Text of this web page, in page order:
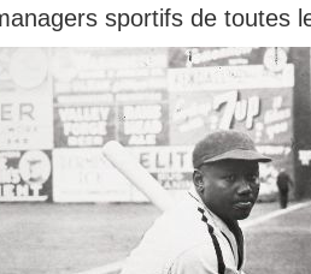
sportifs de toutes